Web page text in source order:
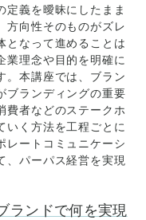
定義を曖昧にしたまま
方向性そのものがズレ
となって進めることは
業理念や目的を明確に
。本講座では、ブラン
ブランディングの重要
費者などのステークホ
いく方法を工程ごとに
レートコミュニケーシ
、パーパス経営を実現
ランドで何を実現